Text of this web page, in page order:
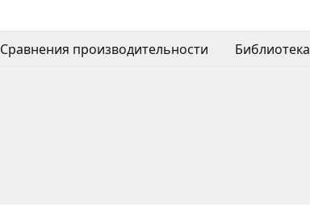
Сравнения производительности Библиотека